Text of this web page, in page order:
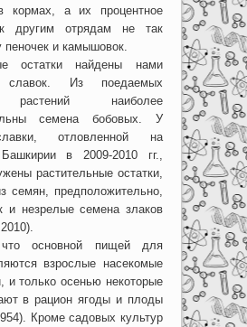
кормах, а их процентное
другим отрядам не так
пеночек и камышовок.
остатки найдены нами
Из поедаемых
растений наиболее
семена бобовых. У
отловленной на
в 2009-2010 гг.,
растительные остатки,
семян, предположительно,
и незрелые семена злаков
что основной пищей для
взрослые насекомые
и только осенью некоторые
в рацион ягоды и плоды
Кроме садовых культур